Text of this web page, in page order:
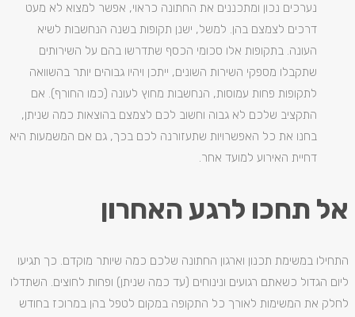
נערכים נכון ומתכננים את החתונה כראוי, אפשר למצוא לא מעט
דרכים לצמצם בהן. למשל, ישנן תקופות בשנה הנחשבות לשיא
העונה. בתקופות אלו סכומי הכסף שתדרשו בהם על השירותים
שתקבלו מספקי השירות השונים, ייתכן ויהיו גבוהים יותר בהשוואה
לתקופות פחות עמוסות, הנחשבות מחוץ לעונה (כמו החורף). אם
התקציב שלכם לא גבוה וחשוב לכם לצמצם בהוצאות כמה שניתן,
בחנו את כל האפשרויות שתעזורנה לכם בכך, גם אם המשמעות היא
דחיית האירוע למועד אחר.
אל תחכו לרגע האחרון
התחילו במשימת תכנון וארגון החתונה שלכם כמה שיותר מוקדם. כך תגיעו
ליום הגדול כשאתם רגועים ונינוחים (עד כמה שניתן) ופחות לחוצים. השתדלו
לחלק את המשימות לאורך כל התקופה במקום לטפל בהן במרוכז בחודש